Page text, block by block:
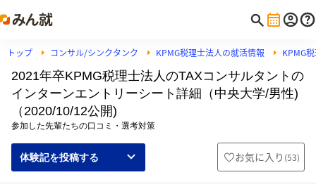
トップ コンサル/シンクタンク KPMG税理士法人の就活情報 KPMG
2021年卒KPMG税理士法人のTAXコンサルタントの
インターンエントリーシート詳細（中央大学/男性)
（2020/10/12公開)
参加した先輩たちの口コミ・選考対策
体験記を投稿する お気に入り (53)